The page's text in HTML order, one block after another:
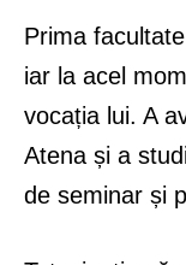
Prima
iar la acel
vocația lui. A
Atena și a
de seminar și